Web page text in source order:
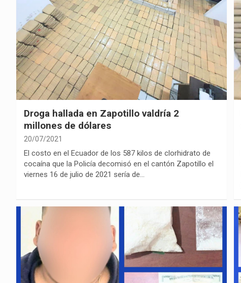
Droga hallada en Zapotillo valdría 2
millones de dólares
20/07/2021
El costo en el Ecuador de los 587 kilos de clorhidrato de
cocaína que la Policía decomisó en el cantón Zapotillo el
viernes 16 de julio de 2021 sería de…